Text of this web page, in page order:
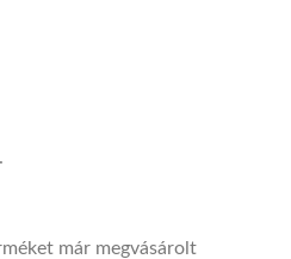
már megvásárolt